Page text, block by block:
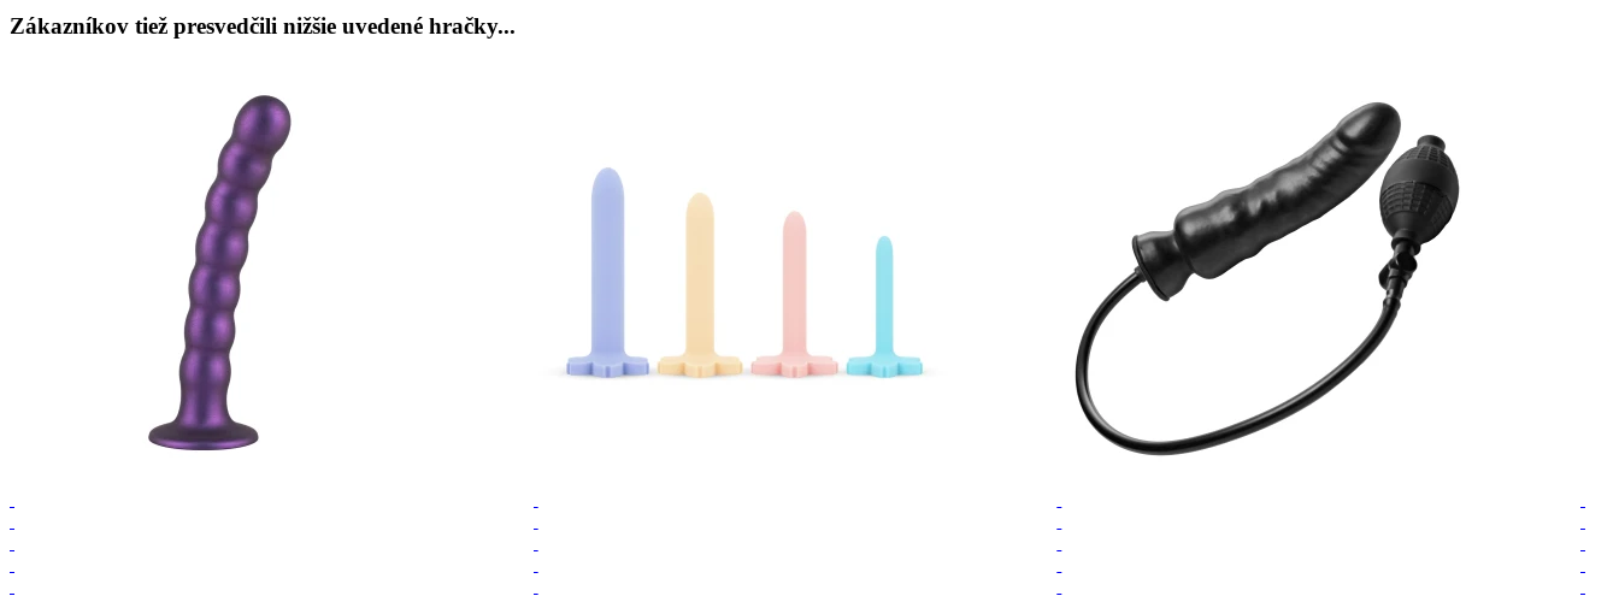
Zákazníkov tiež presvedčili nižšie uvedené hračky...